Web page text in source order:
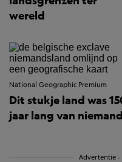
wereld
National Geographic Premium
Dit stukje land was
jaar lang van niemand
Advertentie